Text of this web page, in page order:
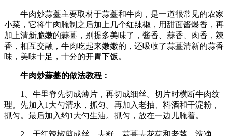
牛肉炒蒜薹主要取材于蒜薹和牛肉，是一道很常见的农家
小菜，它将牛肉腌制之后加上几个红辣椒，用甜面酱爆香，再
加上清新脆嫩的蒜薹，别提多美味了，酱香、蒜香、肉香，辣
香，相互交融，牛肉吃起来嫩嫩的，还吸收了蒜薹清新的蒜香
味，美味十足，十分的开胃下饭。
牛肉炒蒜薹的做法教程：
1、牛里脊先切成薄片，再切成细丝。切片时横断牛肉纹
理。先加入1大勺清水，抓匀。再加入老抽、料酒和干淀粉，
抓匀。最后加入约1大勺生油。抓匀，放在一边儿腌着。
2、干红辣椒剪成丝，去籽。蒜薹去花苞和老茎，洗净，